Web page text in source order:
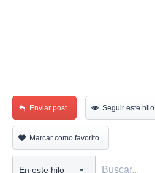
Enviar post Seguir este hilo
Marcar como favorito